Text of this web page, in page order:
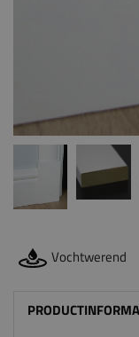
Vochtwerend
en een deurlijst, als